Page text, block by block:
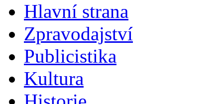
Hlavní strana
Zpravodajství
Publicistika
Kultura